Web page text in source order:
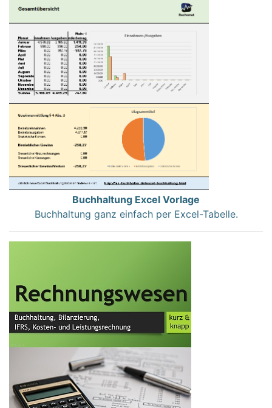
Buchhaltung Excel Vorlage
Buchhaltung ganz einfach per Excel-Tabelle.